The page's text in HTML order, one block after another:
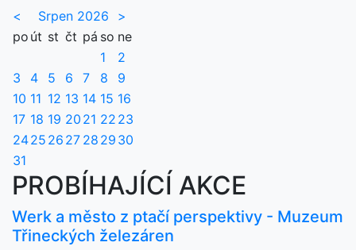
< Srpen 2026
>
po út st čt pá so ne
1
2
3
4 5 6 7 8
9
10 11 12 13 14 15 16
17 18 19 20 21 22 23
2425 26 27 28 29 30
31
PROBÍHAJÍCÍ AKCE
Werk a město z ptačí perspektivy - Muzeum
Třineckých železáren